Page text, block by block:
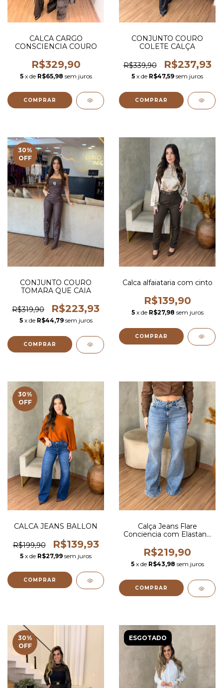
CALCA CARGO
CONSCIENCIA COURO
R$329,90
5 x de R$65,98 sem juros
COMPRAR
CONJUNTO COURO
COLETE CALÇA
R$339,90 R$237,93
5 x de R$47,59 sem juros
COMPRAR
30%
OFF
CONJUNTO COURO
TOMARA QUE CAIA
R$319,90 R$223,93
5 x de R$44,79 sem juros
COMPRAR
Calca alfaiataria com cinto
R$139,90
5 x de R$27,98 sem juros
COMPRAR
30%
OFF
CALCA JEANS BALLON
R$199,90 R$139,93
5 x de R$27,99 sem juros
COMPRAR
Calça Jeans Flare
Conciencia com Elastano
R$219,90
5 x de R$43,98 sem juros
COMPRAR
30%
OFF
ESGOTADO